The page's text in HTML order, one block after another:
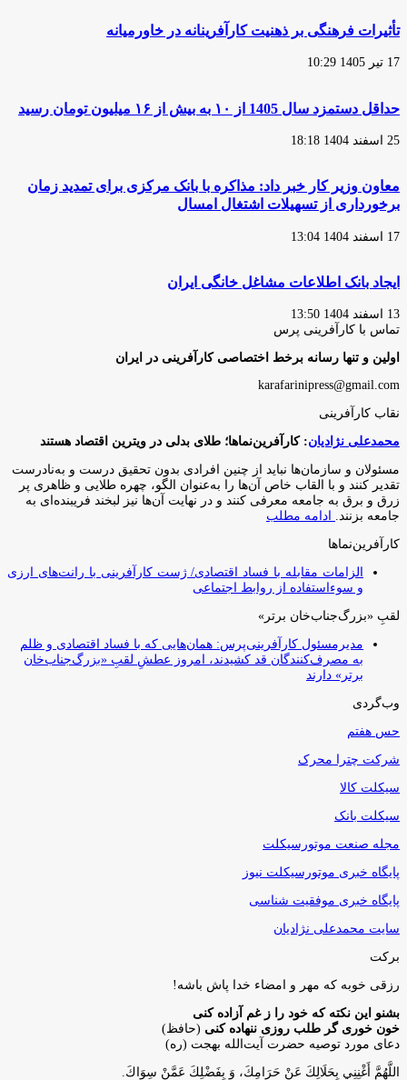
تأثیرات فرهنگی بر ذهنیت کارآفرینانه در خاورمیانه
17 تیر 1405 10:29
حداقل دستمزد سال 1405 از ۱۰ به بیش از ۱۶ میلیون تومان رسید
25 اسفند 1404 18:18
معاون وزیر کار خبر داد: مذاکره با بانک مرکزی برای تمدید زمان
برخورداری از تسهیلات اشتغال امسال
17 اسفند 1404 13:04
ایجاد بانک اطلاعات مشاغل خانگی ایران
13 اسفند 1404 13:50
تماس با کارآفرینی پرس
اولین و تنها رسانه برخط اختصاصی کارآفرینی در ایران
karafarinipress@gmail.com
نقاب کارآفرینی
محمدعلی نژادیان: کارآفرین‌نماها؛ طلای بدلی در ویترین اقتصاد هستند
مسئولان و سازمان‌ها نباید از چنین افرادی بدون تحقیق درست و به‌نادرست
تقدیر کنند و با القاب خاص آ‌ن‌ها را به‌عنوان الگو، چهره طلایی و ظاهری پر
زرق و برق به جامعه معرفی کنند و در نهایت آن‌ها نیز لبخند فریبنده‌ای به
جامعه بزنند. ادامه مطلب
کارآفرین‌نماها
الزامات مقابله با فساد اقتصادی/ ژست کارآفرینی با رانت‌های ارزی
و سوءاستفاده از روابط اجتماعی
لقبِ «بزرگ‌جناب‌خان برتر»
مدیرمسئول کارآفرینی‌پرس: همان‌هایی که با فساد اقتصادی و ظلم
به مصرف‌کنندگان قد کشیدند، امروز عطشِ لقبِ «بزرگ‌جناب‌خان
برتر» دارند
وب‌گردی
حس هفتم
شرکت چترا محرک
سیکلت کالا
سیکلت بانک
مجله صنعت موتورسیکلت
پایگاه خبری موتورسیکلت نیوز
پایگاه خبری موفقیت شناسی
سایت محمدعلی نژادیان
برکت
رزقی خوبه كه مهر و امضاء خدا پاش باشه!
بشنو این نکته که خود را ز غم آزاده کنی
خون خوری گر طلب روزی ننهاده کنی (حافظ)
دعای مورد توصیه حضرت آیت‌الله بهجت (ره)
اللَّهُمَّ أَغْنِنِي بِحَلَالِكَ عَنْ حَرَامِكَ، وَ بِفَضْلِكَ عَمَّنْ سِوَاكَ‏.